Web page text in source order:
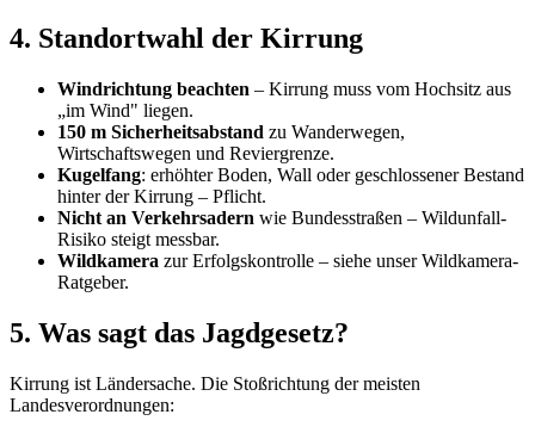
4. Standortwahl der Kirrung
Windrichtung beachten – Kirrung muss vom Hochsitz aus
„im Wind" liegen.
150 m Sicherheitsabstand zu Wanderwegen,
Wirtschaftswegen und Reviergrenze.
Kugelfang: erhöhter Boden, Wall oder geschlossener Bestand
hinter der Kirrung – Pflicht.
Nicht an Verkehrsadern wie Bundesstraßen – Wildunfall-
Risiko steigt messbar.
Wildkamera zur Erfolgskontrolle – siehe unser Wildkamera-
Ratgeber.
5. Was sagt das Jagdgesetz?
Kirrung ist Ländersache. Die Stoßrichtung der meisten
Landesverordnungen: